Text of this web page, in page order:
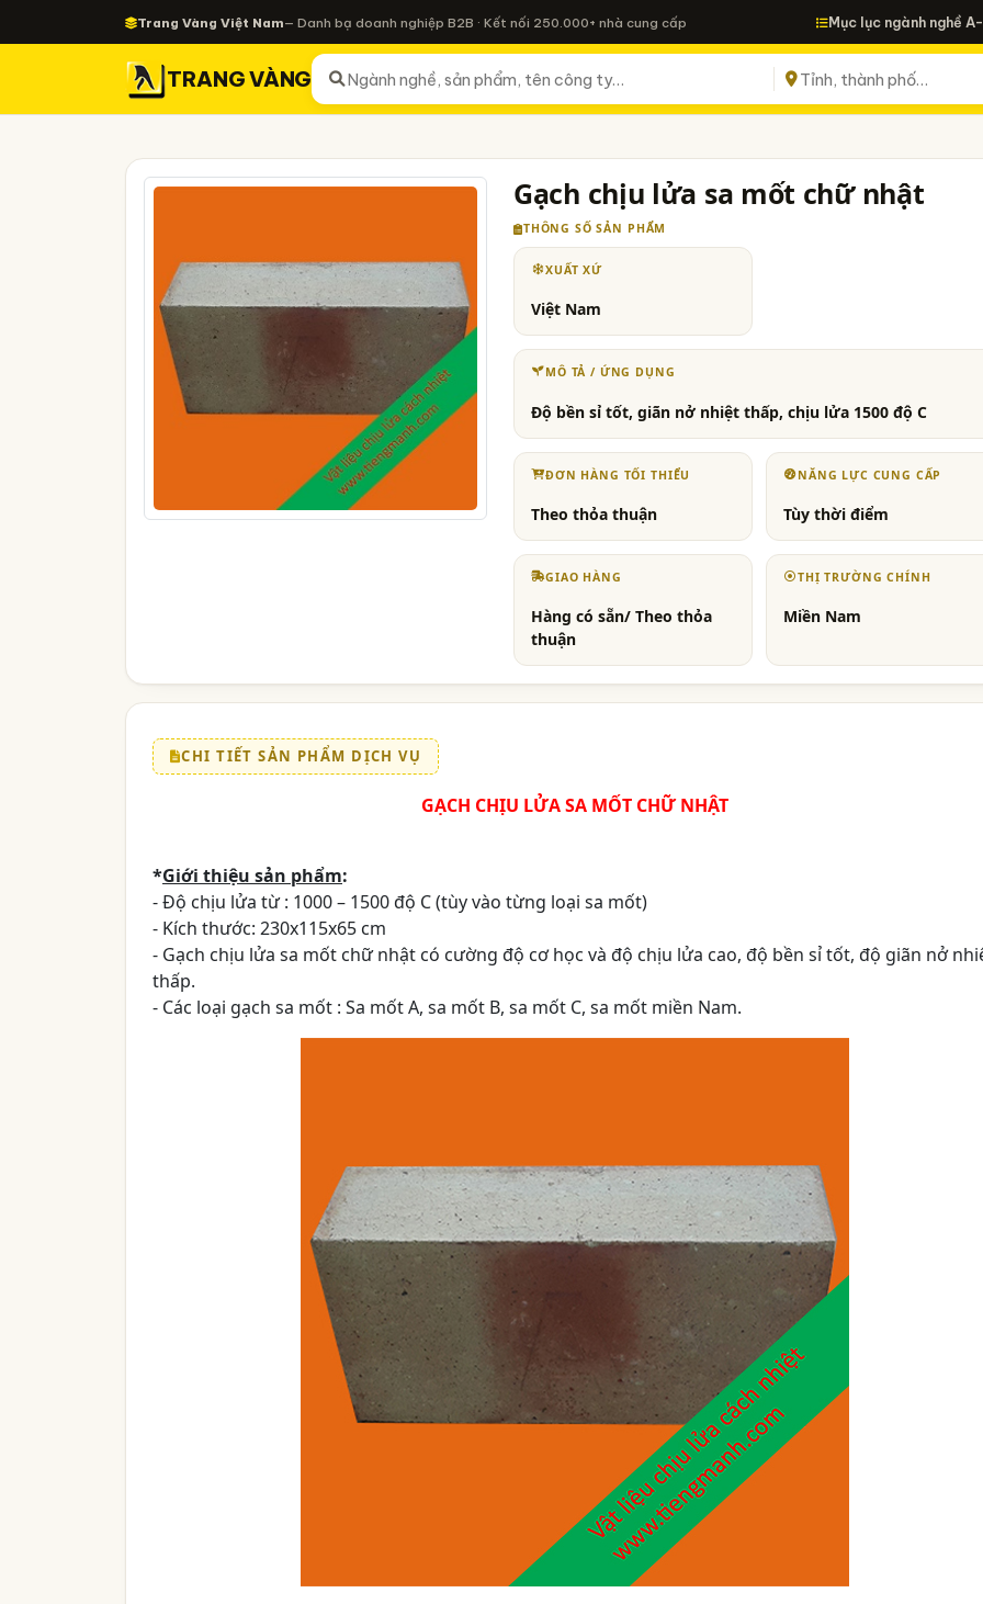
Trang Vàng Việt Nam— Danh bạ doanh nghiệp B2B · Kết nối 250.000+ nhà cung cấp Mục lục ngành nghề
TRANG VÀNG
Gạch chịu lửa sa mốt chữ nhật
THÔNG SỐ SẢN PHẨM
XUẤT XỨ
Việt Nam
MÔ TẢ / ỨNG DỤNG
Độ bền sỉ tốt, giãn nở nhiệt thấp, chịu lửa 1500 độ C
ĐƠN HÀNG TỐI THIỂU
Theo thỏa thuận
NĂNG LỰC CUNG CẤP
Tùy thời điểm
GIAO HÀNG
Hàng có sẵn/ Theo thỏa
thuận
THỊ TRƯỜNG CHÍNH
Miền Nam
CHI TIẾT SẢN PHẨM DỊCH VỤ
GẠCH CHỊU LỬA SA MỐT CHỮ NHẬT
*Giới thiệu sản phẩm:
- Độ chịu lửa từ : 1000 – 1500 độ C (tùy vào từng loại sa mốt)
- Kích thước: 230x115x65 cm
- Gạch chịu lửa sa mốt chữ nhật có cường độ cơ học và độ chịu lửa cao, độ bền sỉ tốt, độ giãn nở
thấp.
- Các loại gạch sa mốt : Sa mốt A, sa mốt B, sa mốt C, sa mốt miền Nam.